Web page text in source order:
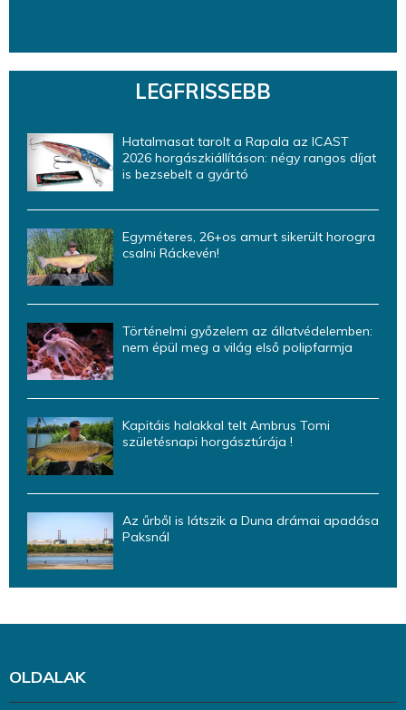
LEGFRISSEBB
Hatalmasat tarolt a Rapala az ICAST
2026 horgászkiállításon: négy rangos díjat
is bezsebelt a gyártó
Egyméteres, 26+os amurt sikerült horogra
csalni Ráckevén!
Történelmi győzelem az állatvédelemben:
nem épül meg a világ első polipfarmja
Kapitáis halakkal telt Ambrus Tomi
születésnapi horgásztúrája !
Az űrből is látszik a Duna drámai apadása
Paksnál
OLDALAK